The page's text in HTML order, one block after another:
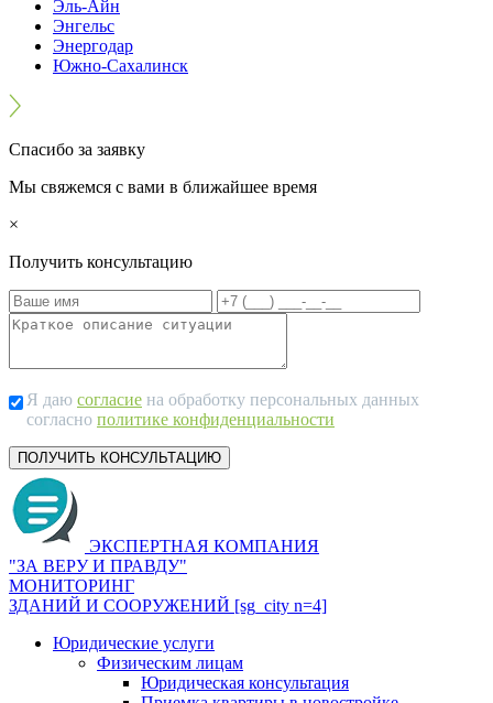
Эль-Айн
Энгельс
Энергодар
Южно-Сахалинск
Спасибо за заявку
Мы свяжемся с вами в ближайшее время
×
Получить консультацию
Я даю согласие на обработку персональных данных
согласно политике конфиденциальности
ЭКСПЕРТНАЯ КОМПАНИЯ
"ЗА ВЕРУ И ПРАВДУ"
МОНИТОРИНГ
ЗДАНИЙ И СООРУЖЕНИЙ [sg_city n=4]
Юридические услуги
Физическим лицам
Юридическая консультация